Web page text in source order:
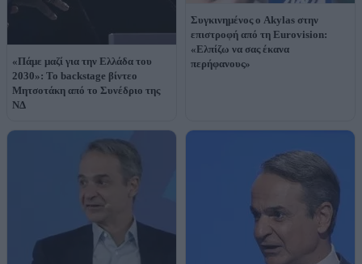
«Πάμε μαζί για την Ελλάδα του
2030»: Το backstage βίντεο
Μητσοτάκη από το Συνέδριο της
ΝΔ
Συγκινημένος ο Akylas στην
επιστροφή από τη Eurovision:
«Ελπίζω να σας έκανα
περήφανους»